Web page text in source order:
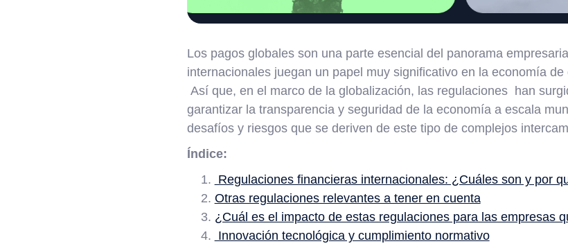
Los pagos globales son una parte esencial del panorama
internacionales juegan un papel muy significativo en la economía
Así que, en el marco de la globalización, las regulaciones han
garantizar la transparencia y seguridad de la economía a escala
desafíos y riesgos que se deriven de este tipo de complejos
Índice:
Regulaciones financieras internacionales: ¿Cuáles son y por
Otras regulaciones relevantes a tener en cuenta
¿Cuál es el impacto de estas regulaciones para las empresas
Innovación tecnológica y cumplimiento normativo